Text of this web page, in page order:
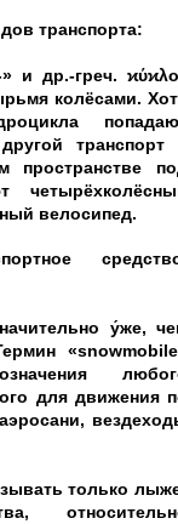
транспорта:
» и др.-греч.
колёсами.
транспорт
пространстве
велосипед.
у́же,
для движения
только